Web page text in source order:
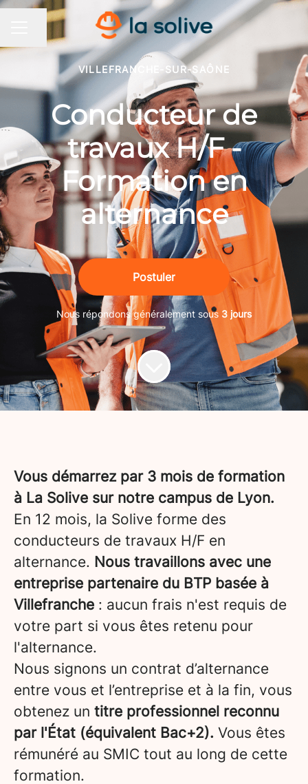
MENU CARRIÈRE
Partager la page
VILLEFRANCHE-SUR-SAÔNE
Conducteur de
travaux H/F -
Formation en
alternance
Postuler
Nous répondons généralement sous 3 jours
Vous démarrez par 3 mois de formation
à La Solive sur notre campus de Lyon.
En 12 mois, la Solive forme des
conducteurs de travaux H/F en
alternance. Nous travaillons avec une
entreprise partenaire du BTP basée à
Villefranche : aucun frais n'est requis de
votre part si vous êtes retenu pour
l'alternance.
Nous signons un contrat d’alternance
entre vous et l’entreprise et à la fin, vous
obtenez un titre professionnel reconnu
par l'État (équivalent Bac+2). Vous êtes
rémunéré au SMIC tout au long de cette
formation.